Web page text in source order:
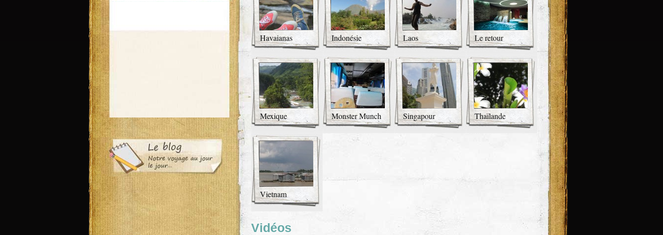
Havaianas Indonésie Laos Le retour
Mexique Monster Munch Singapour Thaïlande
Vietnam
Vidéos